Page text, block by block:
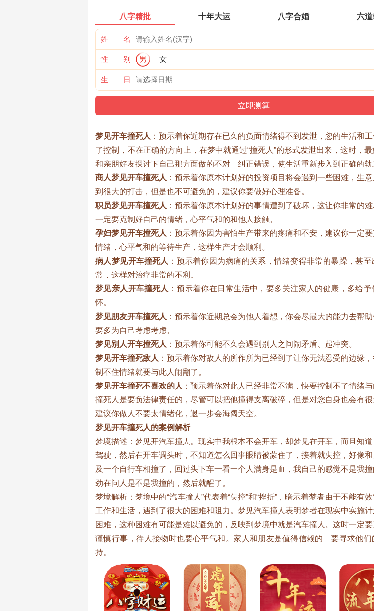
八字精批 十年大运 八字合婚 六道
姓 名
性 别 男 女
生 日
梦见开车撞死人 ：预示着你近期存在已久的负面情绪得不到发泄，您的生活和
了控制，不在正确的方向上，在梦中就通过“撞死人”的形式发泄出来，这时，
和亲朋好友探讨下自己那方面做的不对，纠正错误，使生活重新步入到正确的轨
商人梦见开车撞死人 ：预示着你原本计划好的投资项目将会遇到一些困难，生
到很大的打击，但是也不可避免的，建议你要做好心理准备。
职员梦见开车撞死人 ：预示着你原本计划好的事情遭到了破坏，这让你非常的
一定要克制好自己的情绪，心平气和的和他人接触。
孕妇梦见开车撞死人 ：预示着你因为害怕生产带来的疼痛和不安，建议你一定
情绪，心平气和的等待生产，这样生产才会顺利。
病人梦见开车撞死人 ：预示着你因为病痛的关系，情绪变得非常的暴躁，甚至
常，这样对治疗非常的不利。
梦见亲人开车撞死人 ：预示着你在日常生活中，要多关注家人的健康，多给予
怀。
梦见朋友开车撞死人 ：预示着你近期总会为他人着想，你会尽最大的能力去帮助
要多为自己考虑考虑。
梦见别人开车撞死人 ：预示着你可能不久会遇到别人之间闹矛盾、起冲突。
梦见开车撞死敌人 ：预示着你对敌人的所作所为已经到了让你无法忍受的边缘
制不住情绪就要与此人闹翻了。
梦见开车撞死不喜欢的人 ：预示着你对此人已经非常不满，快要控制不了情绪与
撞死人是要负法律责任的，尽管可以把他撞得支离破碎，但是对您自身也会有很
建议你做人不要太情绪化，退一步会海阔天空。
梦见开车撞死人的案例解析
梦境描述：梦见开汽车撞人。现实中我根本不会开车，却梦见在开车，而且知
驾驶，然后在开车调头时，不知道怎么回事眼睛被蒙住了，接着就失控，好像和
及一个自行车相撞了，回过头下车一看一个人满身是血，我自己的感觉不是我
劲在问人是不是我撞的，然后就醒了。
梦境解析：梦境中的“汽车撞人”代表着“失控”和“挫折”，暗示着梦者由于不能有
工作和生活，遇到了很大的困难和阻力。梦见汽车撞人表明梦者在现实中实施计
困难，这种困难有可能是难以避免的，反映到梦境中就是汽车撞人。这时一定要
谨慎行事，待人接物时也要心平气和。家人和朋友是值得信赖的，要寻求他们
持。